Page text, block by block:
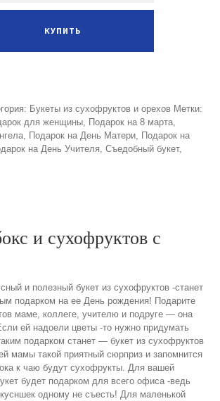
Букеты из сухофруктов и орехов Метки:
для женщины, Подарок на 8 марта,
, Подарок на День Матери, Подарок на
на День Учителя,Съедобный букет,
и сухофруктов с
и полезный букет из сухофруктов -станет
подарком на ее День рождения! Подарите
маме, коллеге, учителю и подруге — она
ей надоели цветы -то нужно придумать
подарком станет — букет из сухофруктов
мамы такой приятный сюрприз и запомнится
к чаю будут сухофрукты. Для вашей
будет подарком для всего офиса -ведь
одному не съесть! Для маленькой